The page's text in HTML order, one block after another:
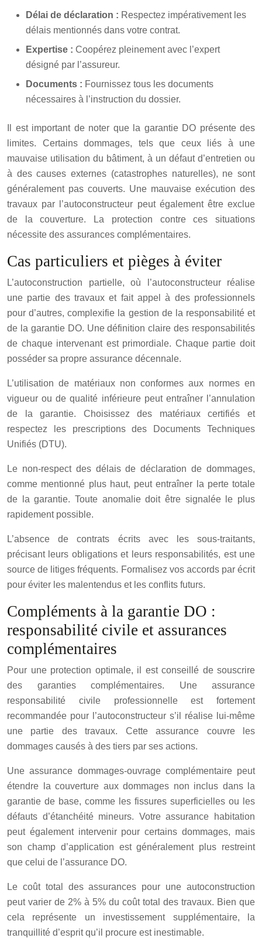
Délai de déclaration : Respectez impérativement les
délais mentionnés dans votre contrat.
Expertise : Coopérez pleinement avec l’expert
désigné par l’assureur.
Documents : Fournissez tous les documents
nécessaires à l’instruction du dossier.
Il est important de noter que la garantie DO présente des
limites. Certains dommages, tels que ceux liés à une
mauvaise utilisation du bâtiment, à un défaut d’entretien ou
à des causes externes (catastrophes naturelles), ne sont
généralement pas couverts. Une mauvaise exécution des
travaux par l’autoconstructeur peut également être exclue
de la couverture. La protection contre ces situations
nécessite des assurances complémentaires.
Cas particuliers et pièges à éviter
L’autoconstruction partielle, où l’autoconstructeur réalise
une partie des travaux et fait appel à des professionnels
pour d’autres, complexifie la gestion de la responsabilité et
de la garantie DO. Une définition claire des responsabilités
de chaque intervenant est primordiale. Chaque partie doit
posséder sa propre assurance décennale.
L’utilisation de matériaux non conformes aux normes en
vigueur ou de qualité inférieure peut entraîner l’annulation
de la garantie. Choisissez des matériaux certifiés et
respectez les prescriptions des Documents Techniques
Unifiés (DTU).
Le non-respect des délais de déclaration de dommages,
comme mentionné plus haut, peut entraîner la perte totale
de la garantie. Toute anomalie doit être signalée le plus
rapidement possible.
L’absence de contrats écrits avec les sous-traitants,
précisant leurs obligations et leurs responsabilités, est une
source de litiges fréquents. Formalisez vos accords par écrit
pour éviter les malentendus et les conflits futurs.
Compléments à la garantie DO :
responsabilité civile et assurances
complémentaires
Pour une protection optimale, il est conseillé de souscrire
des garanties complémentaires. Une assurance
responsabilité civile professionnelle est fortement
recommandée pour l’autoconstructeur s’il réalise lui-même
une partie des travaux. Cette assurance couvre les
dommages causés à des tiers par ses actions.
Une assurance dommages-ouvrage complémentaire peut
étendre la couverture aux dommages non inclus dans la
garantie de base, comme les fissures superficielles ou les
défauts d’étanchéité mineurs. Votre assurance habitation
peut également intervenir pour certains dommages, mais
son champ d’application est généralement plus restreint
que celui de l’assurance DO.
Le coût total des assurances pour une autoconstruction
peut varier de 2% à 5% du coût total des travaux. Bien que
cela représente un investissement supplémentaire, la
tranquillité d’esprit qu’il procure est inestimable.